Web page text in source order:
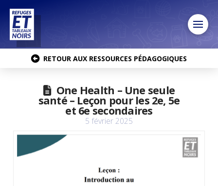
RETOUR AUX RESSOURCES PÉDAGOGIQUES
One Health – Une seule
santé – Leçon pour les 2e, 5e
et 6e secondaires
5 février 2025